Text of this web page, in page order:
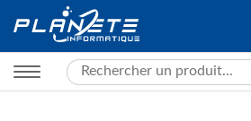
Search
for: